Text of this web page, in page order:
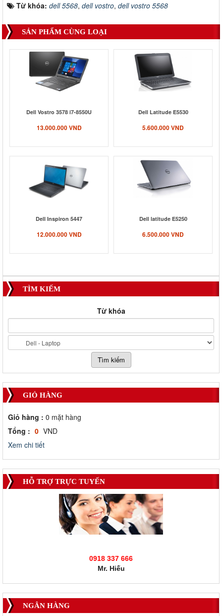
Từ khóa: dell 5568, dell vostro, dell vostro 5568
SẢN PHẨM CÙNG LOẠI
Dell Vostro 3578 i7-8550U
13.000.000 VND
Dell Latitude E5530
5.600.000 VND
Dell Inspiron 5447
12.000.000 VND
Dell latitude E5250
6.500.000 VND
TÌM KIẾM
Từ khóa
GIỎ HÀNG
Giỏ hàng : 0 mặt hàng
Tổng : 0 VND
Xem chi tiết
HỖ TRỢ TRỰC TUYẾN
0918 337 666
Mr. Hiếu
NGÂN HÀNG